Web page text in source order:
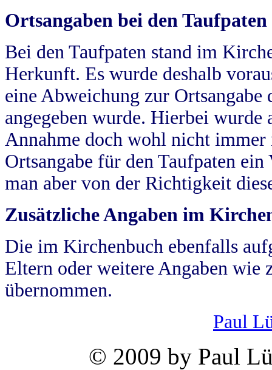
Ortsangaben bei den Taufpaten
Bei den Taufpaten stand im
Herkunft. Es wurde deshalb
eine Abweichung zur
angegeben wurde. Hierbei wurde
Annahme doch wohl nicht
Ortsangabe für den Taufpaten
man aber von der Richtigkeit
Zusätzliche Angaben im
Die im Kirchenbuch ebenfalls
Eltern oder weitere Angaben wie
übernommen.
Paul
© 2009 by Paul